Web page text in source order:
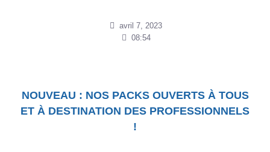
avril 7, 2023
08:54
NOUVEAU : NOS PACKS OUVERTS À TOUS
ET À DESTINATION DES PROFESSIONNELS
!